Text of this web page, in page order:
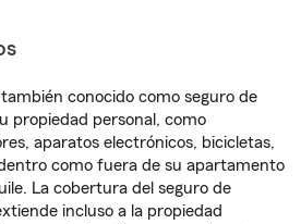
conocido como seguro de
propiedad personal, como
aparatos electrónicos, bicicletas,
como fuera de su apartamento
La cobertura del seguro de
incluso a la propiedad